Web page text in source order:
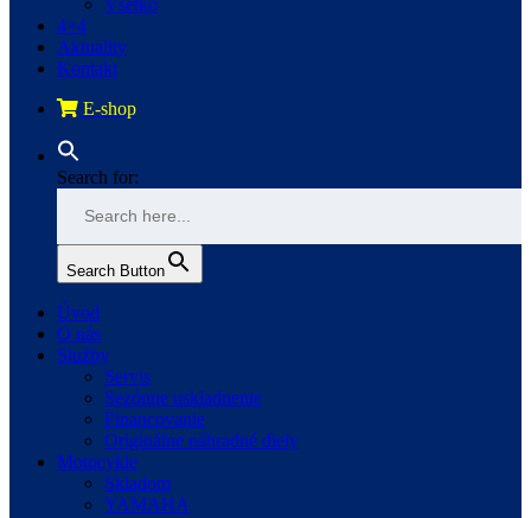
Všetko
4×4
Aktuality
Kontakt
E-shop
Search for:
Search Button
Úvod
O nás
Služby
Servis
Sezónne uskladnenie
Financovanie
Originálne náhradné diely
Motocykle
Skladom
YAMAHA